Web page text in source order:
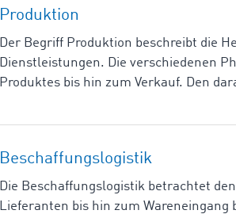
Produktion
Der Begriff Produktion beschreibt die
Dienstleistungen. Die verschiedenen
Produktes bis hin zum Verkauf. Den
Beschaffungslogistik
Die Beschaffungslogistik betrachtet
Lieferanten bis hin zum